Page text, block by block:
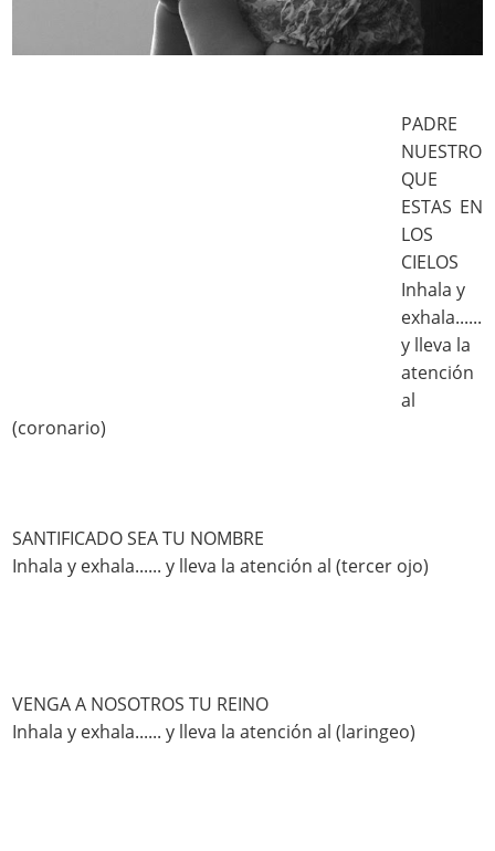
PADRE
NUESTRO
QUE
ESTAS EN
LOS
CIELOS
Inhala y
exhala......
y lleva la
atención
al
(coronario)
SANTIFICADO SEA TU NOMBRE
Inhala y exhala...... y lleva la atención al (tercer ojo)
VENGA A NOSOTROS TU REINO
Inhala y exhala...... y lleva la atención al (laringeo)